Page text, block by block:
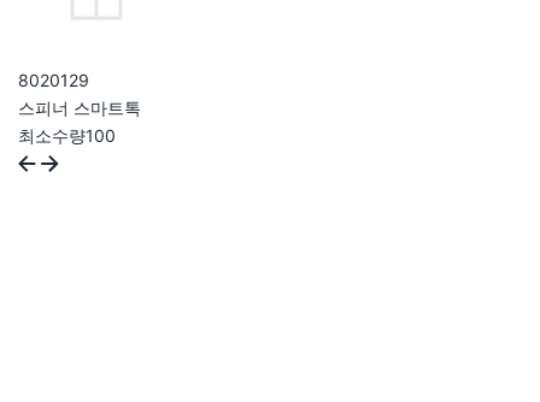
8020129
스피너 스마트톡
최소수량100